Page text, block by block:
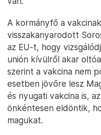
A kormányfő a
visszakanyarodott
az EU-t, hogy
unión kívülről akar
szerint a vakcina nem
esetben jövőre lesz
és nyugati vakcina is,
önkéntesen eldöntik,
magukat.